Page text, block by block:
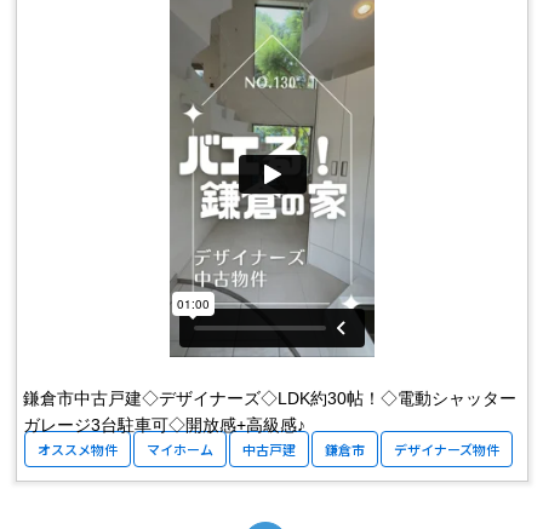
オススメ物件 マイホーム 中古戸建 鎌倉市 デザイナーズ物件
鎌倉市中古戸建◇デザイナーズ◇LDK約30帖！◇電動シャッター
ガレージ3台駐車可◇開放感+高級感♪